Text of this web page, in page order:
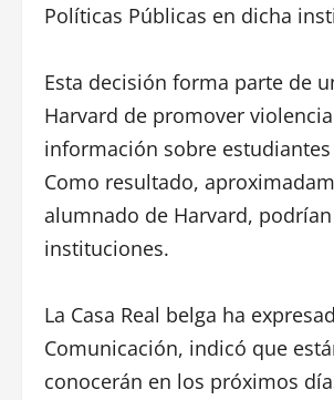
Políticas Públicas en dicha
Esta decisión forma parte de
Harvard de promover
información sobre
Como resultado,
alumnado de Harvard,
instituciones.
La Casa Real belga ha
Comunicación, indicó que
conocerán en los próximos